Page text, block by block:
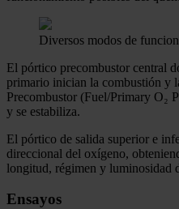
Diversos modos de
El pórtico precombustor central
primario inician la combustión y
Precombustor (Fuel/Primary O₂
y se estabiliza.
El pórtico de salida superior e
direccional del oxígeno,
longitud, régimen y luminosidad
Ensayos